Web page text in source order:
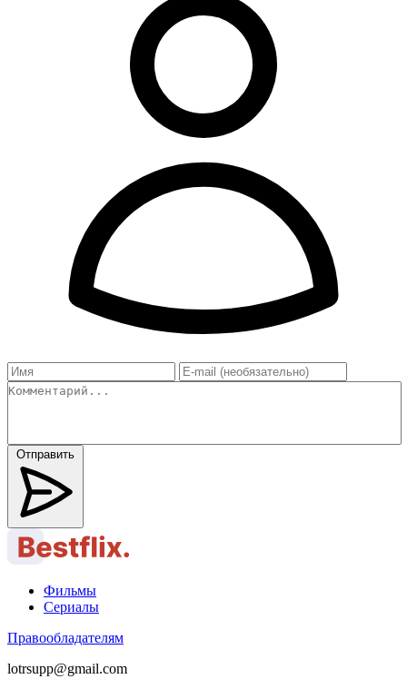
Отправить
Фильмы
Сериалы
Правообладателям
lotrsupp@gmail.com